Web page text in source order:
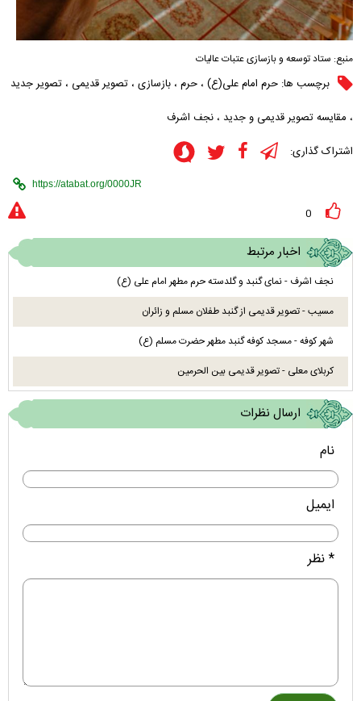
منبع: ستاد توسعه و بازسازی عتبات عالیات
برچسب ها: حرم امام علی(ع) ، حرم ، بازسازی ، تصویر قدیمی ، تصویر جدید
، مقایسه تصویر قدیمی و جدید ، نجف اشرف
اشتراک گذاری:
0
اخبار مرتبط
نجف اشرف - نمای گنبد و گلدسته حرم مطهر امام علی (ع)
مسیب - تصویر قدیمی از گنبد طفلان مسلم و زائران
شهر کوفه - مسجد کوفه گنبد مطهر حضرت مسلم (ع)
کربلای معلی - تصویر قدیمی بین الحرمین
ارسال نظرات
نام
ایمیل
* نظر